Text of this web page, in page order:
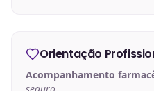
Orientação
Acompanhamento
seguro.